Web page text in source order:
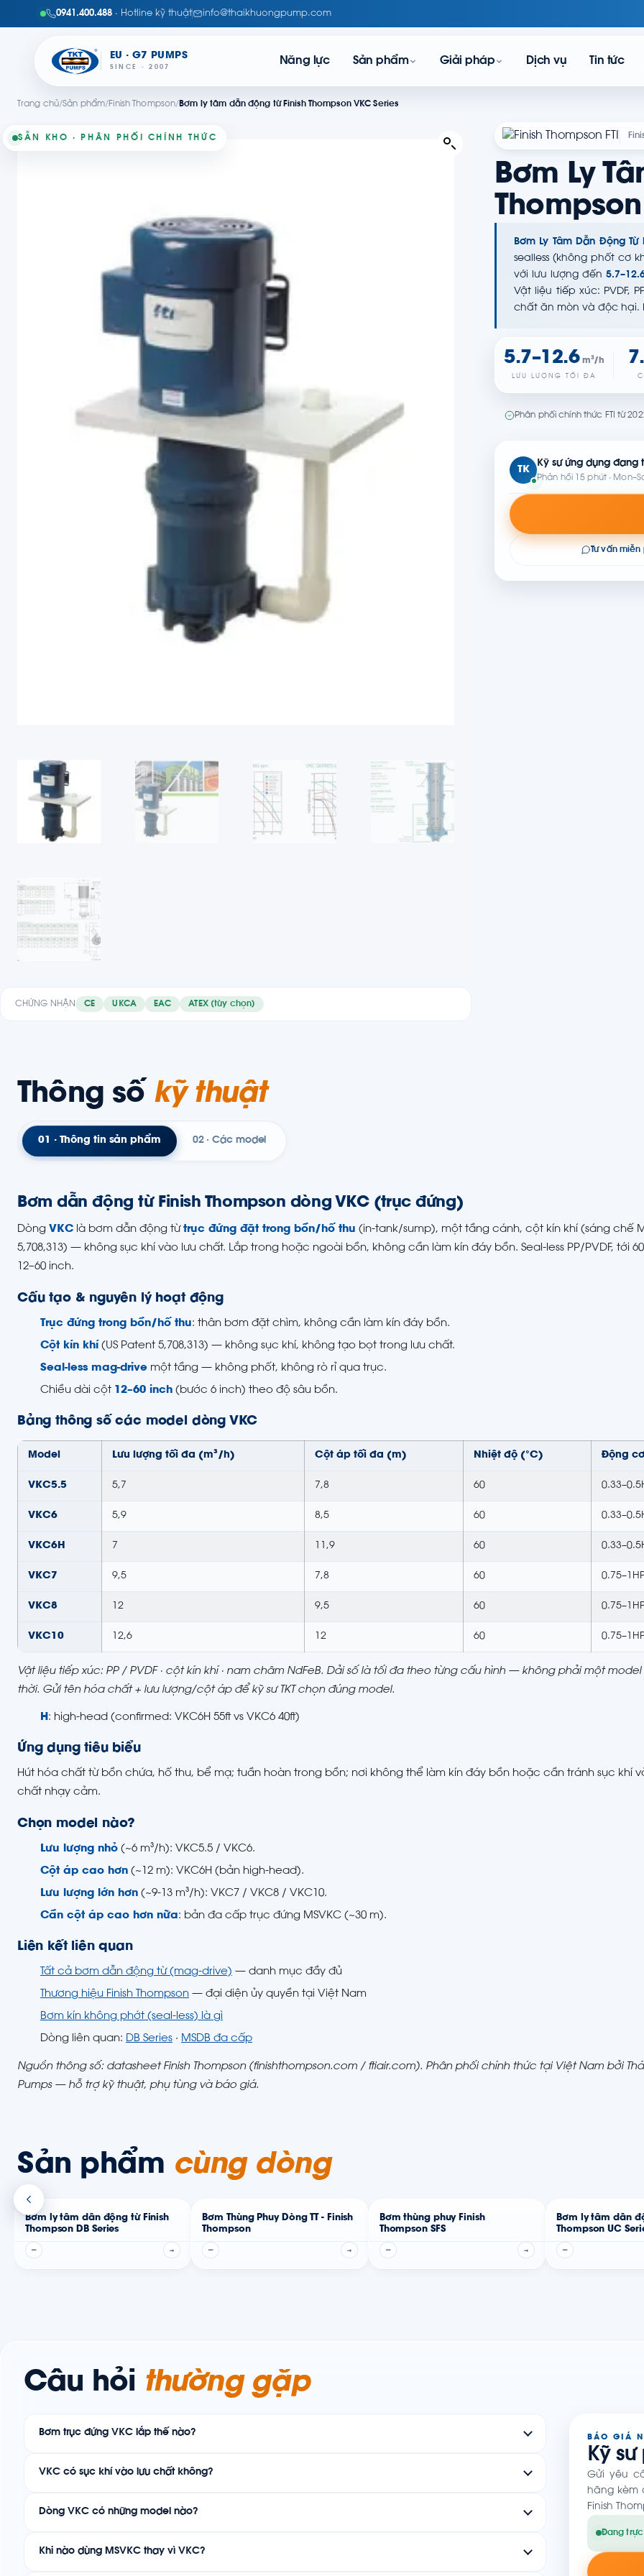
0941.400.488 · Hotline kỹ thuật info@thaikhuongpump.com
EU · G7 PUMPS
SINCE · 2007
Năng lực Sản phẩm Giải pháp Dịch vụ Tin tức
Trang chủ/Sản phẩm/Finish Thompson/Bơm ly tâm dẫn động từ Finish Thompson VKC Series
SẴN KHO · PHÂN PHỐI CHÍNH THỨC
CHỨNG NHẬN CE UKCA EAC ATEX (tùy chọn)
Bơm Ly
Bơm Ly Tâm Dẫn Động Từ
sealless (không phốt cơ
với lưu lượng đến
Vật liệu tiếp xúc: PVDF,
chất ăn mòn và độc hại.
5.7–12.6 m³/h
LƯU LƯỢNG TỐI ĐA
Phân phối chính thức FTI từ
TK
Kỹ sư ứng dụng đang
Phản hồi 15 phút ·
Tư vấn miễn
Thông số kỹ thuật
01 · Thông tin sản phẩm 02 · Các model
Bơm dẫn động từ Finish Thompson dòng VKC (trục đứng)
Dòng VKC là bơm dẫn động từ trục đứng đặt trong bồn/hố thu (in-tank/sump), một tầng cánh, cột kín khí (sáng chế
5,708,313) — không sục khí vào lưu chất. Lắp trong hoặc ngoài bồn, không cần làm kín đáy bồn. Seal-less PP/PVDF, tới
12–60 inch.
Cấu tạo & nguyên lý hoạt động
Trục đứng trong bồn/hố thu: thân bơm đặt chìm, không cần làm kín đáy bồn.
Cột kín khí (US Patent 5,708,313) — không sục khí, không tạo bọt trong lưu chất.
Seal-less mag-drive một tầng — không phốt, không rò rỉ qua trục.
Chiều dài cột 12–60 inch (bước 6 inch) theo độ sâu bồn.
Bảng thông số các model dòng VKC
Model Lưu lượng tối đa (m³/h) Cột áp tối đa (m) Nhiệt độ (°C) Động cơ
VKC5.5 5,7 7,8 60
VKC6 5,9 8,5 60
VKC6H 7 11,9 60
VKC7 9,5 7,8 60
VKC8 12 9,5 60
VKC10 12,6 12 60
Vật liệu tiếp xúc: PP / PVDF · cột kín khí · nam châm NdFeB. Dải số là tối đa theo từng cấu hình — không phải một
thời. Gửi tên hóa chất + lưu lượng/cột áp để kỹ sư TKT chọn đúng model.
H : high-head (confirmed: VKC6H 55ft vs VKC6 40ft)
Ứng dụng tiêu biểu
Hút hóa chất từ bồn chứa, hố thu, bể mạ; tuần hoàn trong bồn; nơi không thể làm kín đáy bồn hoặc cần tránh sục khí
chất nhạy cảm.
Chọn model nào?
Lưu lượng nhỏ (~6 m³/h): VKC5.5 / VKC6.
Cột áp cao hơn (~12 m): VKC6H (bản high-head).
Lưu lượng lớn hơn (~9-13 m³/h): VKC7 / VKC8 / VKC10.
Cần cột áp cao hơn nữa: bản đa cấp trục đứng MSVKC (~30 m).
Liên kết liên quan
Tất cả bơm dẫn động từ (mag-drive) — danh mục đầy đủ
Thương hiệu Finish Thompson — đại diện ủy quyền tại Việt Nam
Bơm kín không phớt (seal-less) là gì
Dòng liên quan: DB Series · MSDB đa cấp
Nguồn thông số: datasheet Finish Thompson (finishthompson.com / ftiair.com). Phân phối chính thức tại Việt Nam bởi
Pumps — hỗ trợ kỹ thuật, phụ tùng và báo giá.
Sản phẩm cùng dòng
Bơm ly tâm dẫn động từ Finish
Thompson DB Series
— →
Bơm Thùng Phuy Dòng TT - Finish
Thompson
— →
Bơm thùng phuy Finish
Thompson SFS
— →
Bơm ly tâm dẫn
Thompson UC
—
Câu hỏi thường gặp
Bơm trục đứng VKC lắp thế nào?
VKC có sục khí vào lưu chất không?
Dòng VKC có những model nào?
Khi nào dùng MSVKC thay vì VKC?
BÁO GIÁ
Kỹ
Gửi yêu
hãng kèm
Finish
Đang trực